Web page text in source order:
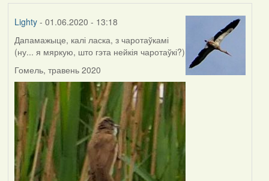
Lighty- 01.06.2020 - 13:18
Дапамажыце, калі ласка, з чаротаўкамі
(ну... я мяркую, што гэта нейкія чаротаўкі?)
Гомель, травень 2020